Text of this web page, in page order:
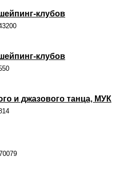
клубов
клубов
и джазового танца, МУК